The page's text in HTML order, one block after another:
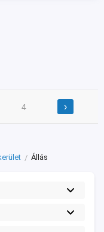
4 ›
Állás